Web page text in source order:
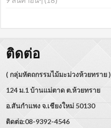
ติดต่อ
( กลุ่มหัตถกรรมไม้มะม่วงห้วยทราย )
124 ม.1 บ้านแม่ตาด ต.ห้วยทราย
อ.สันกำแพง จ.เชียงใหม่ 50130
ติดต่อ:08-9392-4546